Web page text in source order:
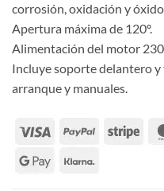
corrosión, oxidación y
Apertura máxima de 120º.
Alimentación del motor
Incluye soporte delantero
arranque y manuales.